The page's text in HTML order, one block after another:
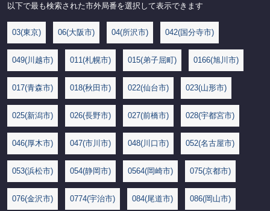
以下で最も検索された市外局番を選択して表示できます
03(東京) 06(大阪市) 04(所沢市) 042(国分寺市)
049(川越市) 011(札幌市) 015(弟子屈町) 0166(旭川市)
017(青森市) 018(秋田市) 022(仙台市) 023(山形市)
025(新潟市) 026(長野市) 027(前橋市) 028(宇都宮市)
046(厚木市) 047(市川市) 048(川口市) 052(名古屋市)
053(浜松市) 054(静岡市) 0564(岡崎市) 075(京都市)
076(金沢市) 0774(宇治市) 084(尾道市) 086(岡山市)